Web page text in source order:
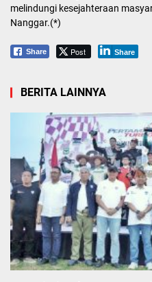
melindungi kesejahteraan
Nanggar.(*)
Share Post Share
BERITA LAINNYA